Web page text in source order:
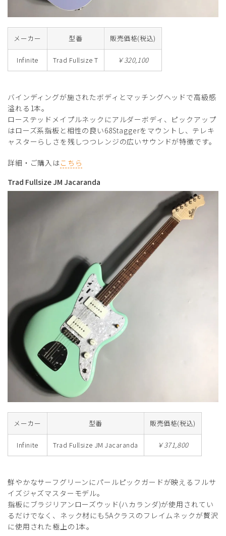
メーカー 型番 販売価格(税込)
Infinite Trad Fullsize T ￥320,100
バインディングが施されたボディとマッチングヘッドで高級感
溢れる1本。
ローステッドメイプルネックにアルダーボディ、ピックアップ
はローズ系指板と相性の良い68Staggerをマウントし、テレキ
ャスターらしさを残しつつレンジの広いサウンドが特徴です。
詳細・ご購入はこちら
Trad Fullsize JM Jacaranda
メーカー 型番 販売価格(税込)
Infinite Trad Fullsize JM Jacaranda ￥371,800
鮮やかなサーフグリーンにパールピックガードが映えるフルサ
イズジャズマスターモデル。
指板にブラジリアンローズウッド(ハカランダ)が使用されてい
るだけでなく、ネック材にも5Aクラスのフレイムネックが贅沢
に使用された極上の1本。